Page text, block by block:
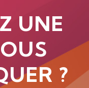
UNE
?